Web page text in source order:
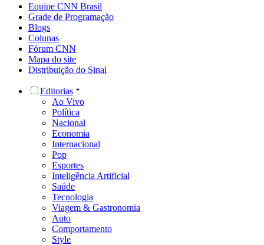
Equipe CNN Brasil
Grade de Programação
Blogs
Colunas
Fórum CNN
Mapa do site
Distribuição do Sinal
Editorias
Ao Vivo
Política
Nacional
Economia
Internacional
Pop
Esportes
Inteligência Artificial
Saúde
Tecnologia
Viagem & Gastronomia
Auto
Comportamento
Style